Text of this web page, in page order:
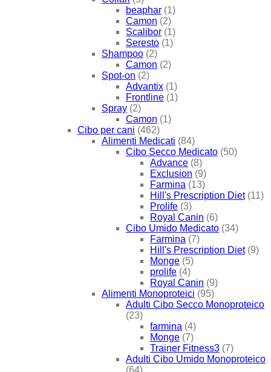
beaphar (1)
Camon (2)
Scalibor (1)
Seresto (1)
Shampoo (2)
Camon (2)
Spot-on (2)
Advantix (1)
Frontline (1)
Spray (2)
Camon (1)
Cibo per cani (462)
Alimenti Medicati (84)
Cibo Secco Medicato (50)
Advance (8)
Exclusion (9)
Farmina (13)
Hill's Prescription Diet (11)
Prolife (3)
Royal Canin (6)
Cibo Umido Medicato (34)
Farmina (7)
Hill's Prescription Diet (9)
Monge (5)
prolife (4)
Royal Canin (9)
Alimenti Monoproteici (95)
Adulti Cibo Secco Monoproteico
(23)
farmina (4)
Monge (7)
Trainer Fitness3 (7)
Adulti Cibo Umido Monoproteico
(64)